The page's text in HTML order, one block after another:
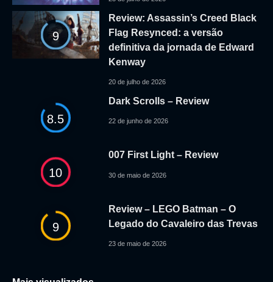
9
Review: Assassin’s Creed Black
Flag Resynced: a versão
definitiva da jornada de Edward
Kenway
20 de julho de 2026
8.5
Dark Scrolls – Review
22 de junho de 2026
10
007 First Light – Review
30 de maio de 2026
9
Review – LEGO Batman – O
Legado do Cavaleiro das Trevas
23 de maio de 2026